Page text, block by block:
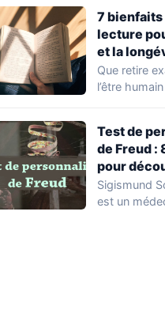
heureux et…
7 bienfaits
lecture
et la
Que retire
l’être
Test de
de Freud :
pour
de votre
mentale
Sigismund
est un